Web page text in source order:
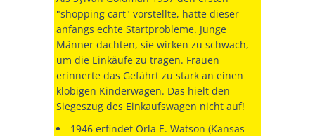
"shopping cart" vorstellte, hatte dieser
anfangs echte Startprobleme. Junge
Männer dachten, sie wirken zu schwach,
um die Einkäufe zu tragen. Frauen
erinnerte das Gefährt zu stark an einen
klobigen Kinderwagen. Das hielt den
Siegeszug des Einkaufswagen nicht auf!
1946 erfindet Orla E. Watson (Kansas